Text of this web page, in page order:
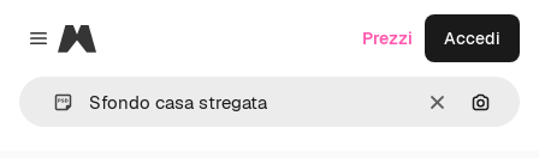
Close menu
Magnific
CancellaCerca
Prezzi Accedi